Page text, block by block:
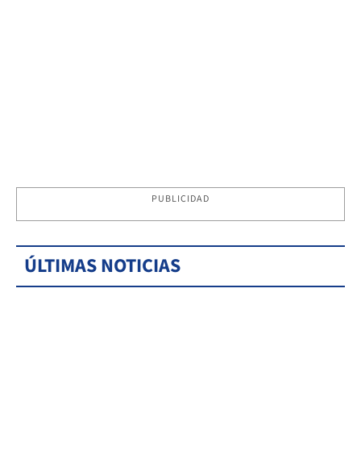
PUBLICIDAD
ÚLTIMAS NOTICIAS